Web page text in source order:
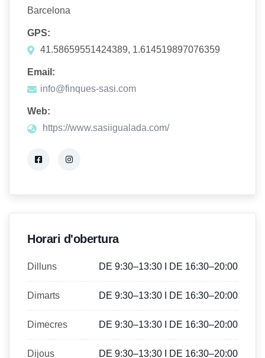
Barcelona
GPS:
41.58659551424389, 1.614519897076359
Email:
info@finques-sasi.com
Web:
https://www.sasiigualada.com/
Horari d'obertura
Dilluns DE 9:30–13:30 I DE 16:30–20:00
Dimarts DE 9:30–13:30 I DE 16:30–20:00
Dimecres DE 9:30–13:30 I DE 16:30–20:00
Dijous DE 9:30–13:30 I DE 16:30–20:00